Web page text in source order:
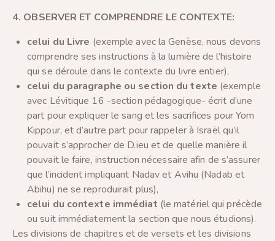
4. OBSERVER ET COMPRENDRE LE CONTEXTE:
celui du Livre (exemple avec la Genèse, nous devons
comprendre ses instructions à la lumière de l’histoire
qui se déroule dans le contexte du livre entier),
celui du paragraphe ou section du texte (exemple
avec Lévitique 16 -section pédagogique- écrit d’une
part pour expliquer le sang et les sacrifices pour Yom
Kippour, et d’autre part pour rappeler à Israël qu’il
pouvait s’approcher de D.ieu et de quelle manière il
pouvait le faire, instruction nécessaire afin de s’assurer
que l’incident impliquant Nadav et Avihu (Nadab et
Abihu) ne se reproduirait plus),
celui du contexte immédiat (le matériel qui précède
ou suit immédiatement la section que nous étudions).
Les divisions de chapitres et de versets et les divisions